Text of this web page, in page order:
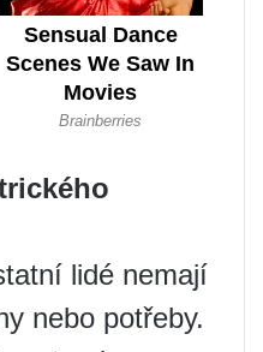
lidé nemají
nebo potřeby.